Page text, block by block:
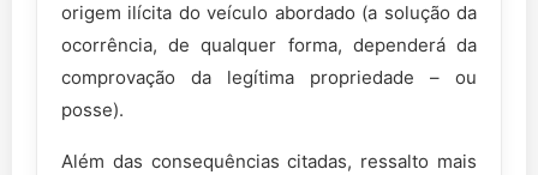
origem ilícita do veículo abordado (a solução da
ocorrência, de qualquer forma, dependerá da
comprovação da legítima propriedade – ou
posse).
Além das consequências citadas, ressalto mais